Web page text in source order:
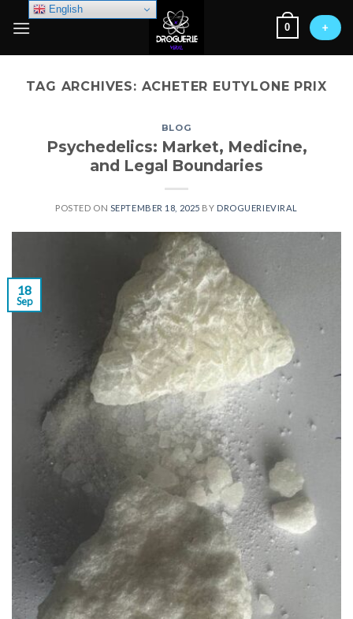
0 +
TAG ARCHIVES: ACHETER EUTYLONE PRIX
BLOG
Psychedelics: Market, Medicine,
and Legal Boundaries
POSTED ON SEPTEMBER 18, 2025 BY DROGUERIEVIRAL
18
Sep
English